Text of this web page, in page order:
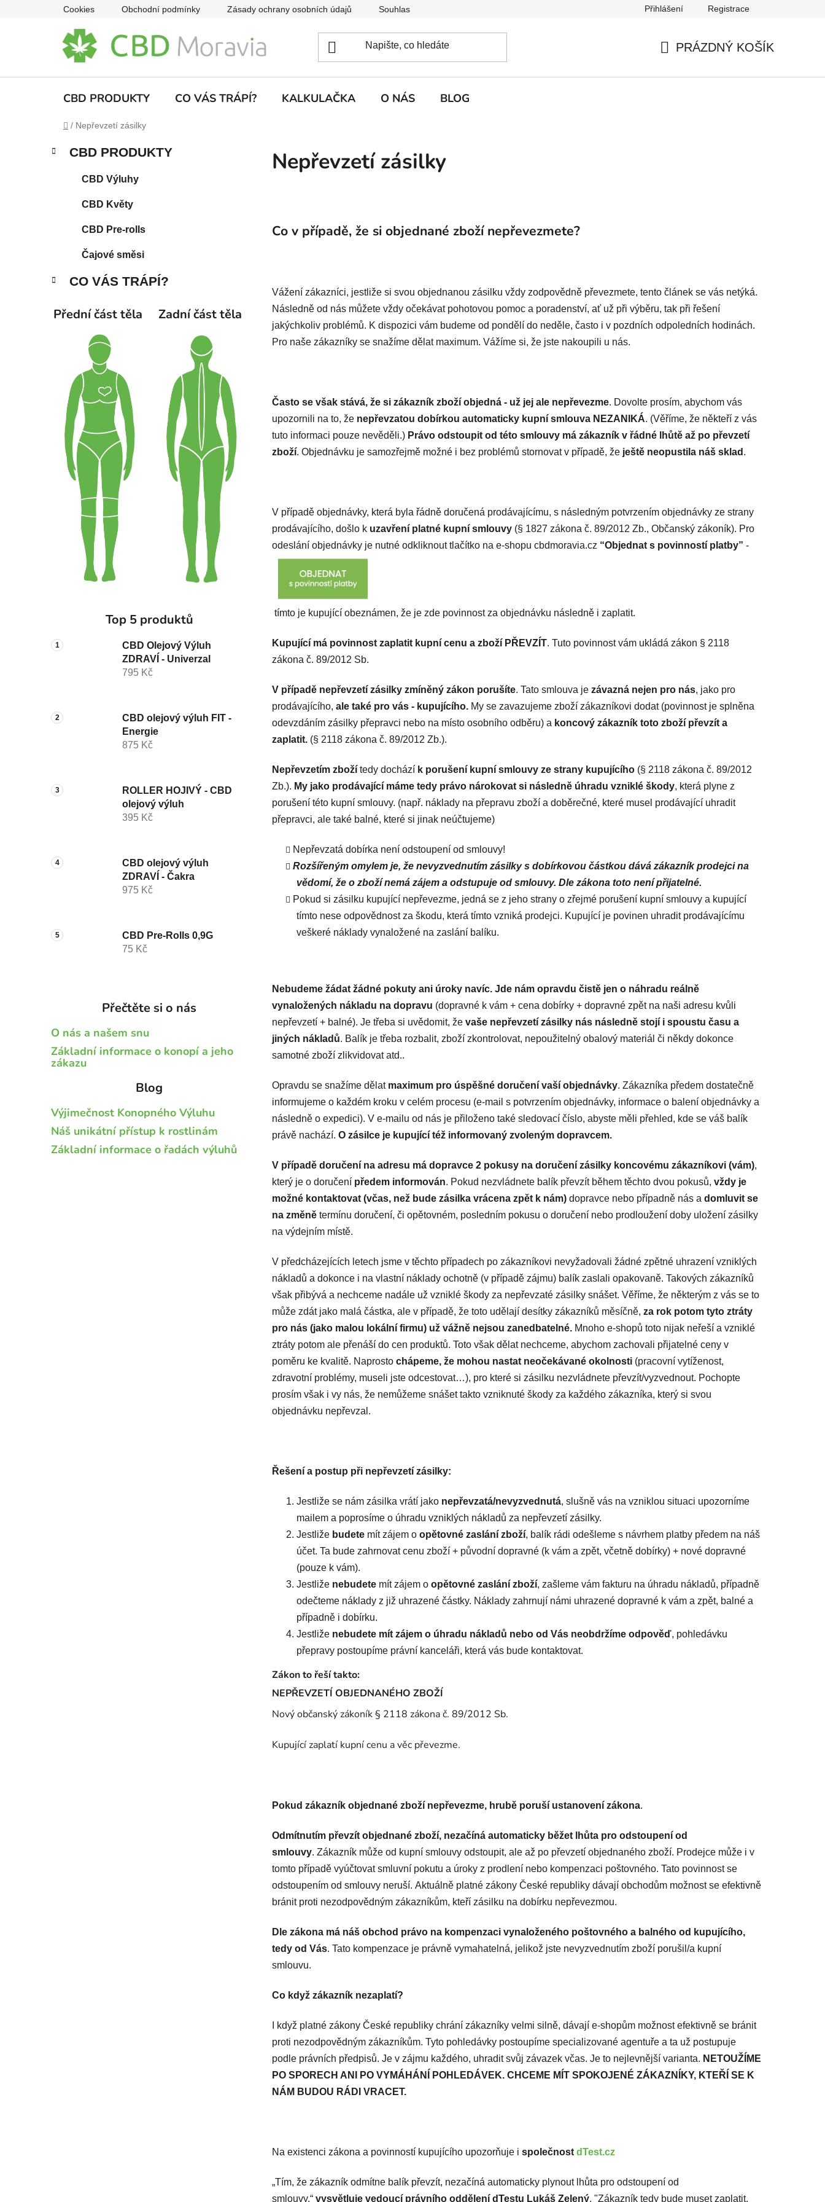
Cookies Obchodní podmínky Zásady ochrany osobních údajů Souhlas se zpracováním osobních údajů Přihlášení Registrace
PRÁZDNÝ KOŠÍK
CBD PRODUKTY CO VÁS TRÁPÍ? KALKULAČKA O NÁS BLOG
Domů
/ Nepřevzetí zásilky
P
í
p
a
n
kategorie
K
a
CBD PRODUKTY
CBD Výluhy
CBD Květy
CBD Pre-rolls
Čajové směsi
CO VÁS TRÁPÍ?
Přední část těla Zadní část těla
Top 5 produktů
CBD Olejový Výluh
ZDRAVÍ - Univerzal
795 Kč
CBD olejový výluh FIT -
Energie
875 Kč
ROLLER HOJIVÝ - CBD
olejový výluh
395 Kč
CBD olejový výluh
ZDRAVÍ - Čakra
975 Kč
CBD Pre-Rolls 0,9G
75 Kč
Přečtěte si o nás
O nás a našem snu
Základní informace o konopí a jeho
zákazu
Blog
Výjimečnost Konopného Výluhu
Náš unikátní přístup k rostlinám
Základní informace o řadách výluhů
Nepřevzetí zásilky
Co v případě, že si objednané zboží nepřevezmete?
Vážení zákazníci, jestliže si svou objednanou zásilku vždy zodpovědně převezmete, tento článek se vás netýká.
Následně od nás můžete vždy očekávat pohotovou pomoc a poradenství, ať už při výběru, tak při řešení
jakýchkoliv problémů. K dispozici vám budeme od pondělí do neděle, často i v pozdních odpoledních hodinách.
Pro naše zákazníky se snažíme dělat maximum. Vážíme si, že jste nakoupili u nás.
Často se však stává, že si zákazník zboží objedná - už jej ale nepřevezme. Dovolte prosím, abychom vás
upozornili na to, že nepřevzatou dobírkou automaticky kupní smlouva NEZANIKÁ. (Věříme, že někteří z vás
tuto informaci pouze nevěděli.) Právo odstoupit od této smlouvy má zákazník v řádné lhůtě až po převzetí
zboží. Objednávku je samozřejmě možné i bez problémů stornovat v případě, že ještě neopustila náš sklad .
V případě objednávky, která byla řádně doručená prodávajícímu, s následným potvrzením objednávky ze strany
prodávajícího, došlo k uzavření platné kupní smlouvy (§ 1827 zákona č. 89/2012 Zb., Občanský zákoník). Pro
odeslání objednávky je nutné odkliknout tlačítko na e-shopu cbdmoravia.cz “Objednat s povinností platby” -
tímto je kupující obeznámen, že je zde povinnost za objednávku následně i zaplatit.
Kupující má povinnost zaplatit kupní cenu a zboží PŘEVZÍT. Tuto povinnost vám ukládá zákon § 2118
zákona č. 89/2012 Sb.
V případě nepřevzetí zásilky zmíněný zákon porušíte. Tato smlouva je závazná nejen pro nás, jako pro
prodávajícího, ale také pro vás - kupujícího. My se zavazujeme zboží zákazníkovi dodat (povinnost je splněna
odevzdáním zásilky přepravci nebo na místo osobního odběru) a koncový zákazník toto zboží převzít a
zaplatit. (§ 2118 zákona č. 89/2012 Zb.).
Nepřevzetím zboží tedy dochází k porušení kupní smlouvy ze strany kupujícího (§ 2118 zákona č. 89/2012
Zb.). My jako prodávající máme tedy právo nárokovat si následně úhradu vzniklé škody, která plyne z
porušení této kupní smlouvy. (např. náklady na přepravu zboží a doběrečné, které musel prodávající uhradit
přepravci, ale také balné, které si jinak neúčtujeme)
Nepřevzatá dobírka není odstoupení od smlouvy!
Rozšířeným omylem je, že nevyzvednutím zásilky s dobírkovou částkou dává zákazník prodejci na
vědomí, že o zboží nemá zájem a odstupuje od smlouvy. Dle zákona toto není přijatelné.
Pokud si zásilku kupující nepřevezme, jedná se z jeho strany o zřejmé porušení kupní smlouvy a kupující
tímto nese odpovědnost za škodu, která tímto vzniká prodejci. Kupující je povinen uhradit prodávajícímu
veškeré náklady vynaložené na zaslání balíku.
Nebudeme žádat žádné pokuty ani úroky navíc. Jde nám opravdu čistě jen o náhradu reálně
vynaložených nákladu na dopravu (dopravné k vám + cena dobírky + dopravné zpět na naši adresu kvůli
nepřevzetí + balné). Je třeba si uvědomit, že vaše nepřevzetí zásilky nás následně stojí i spoustu času a
jiných nákladů. Balík je třeba rozbalit, zboží zkontrolovat, nepoužitelný obalový materiál či někdy dokonce
samotné zboží zlikvidovat atd..
Opravdu se snažíme dělat maximum pro úspěšné doručení vaší objednávky. Zákazníka předem dostatečně
informujeme o každém kroku v celém procesu (e-mail s potvrzením objednávky, informace o balení objednávky a
následně o expedici). V e-mailu od nás je přiloženo také sledovací číslo, abyste měli přehled, kde se váš balík
právě nachází. O zásilce je kupující též informovaný zvoleným dopravcem.
V případě doručení na adresu má dopravce 2 pokusy na doručení zásilky koncovému zákazníkovi (vám),
který je o doručení předem informován. Pokud nezvládnete balík převzít během těchto dvou pokusů, vždy je
možné kontaktovat (včas, než bude zásilka vrácena zpět k nám) dopravce nebo případně nás a domluvit se
na změně termínu doručení, či opětovném, posledním pokusu o doručení nebo prodloužení doby uložení zásilky
na výdejním místě.
V předcházejících letech jsme v těchto případech po zákazníkovi nevyžadovali žádné zpětné uhrazení vzniklých
nákladů a dokonce i na vlastní náklady ochotně (v případě zájmu) balík zaslali opakovaně. Takových zákazníků
však přibývá a nechceme nadále už vzniklé škody za nepřevzaté zásilky snášet. Věříme, že některým z vás se to
může zdát jako malá částka, ale v případě, že toto udělají desítky zákazníků měsíčně, za rok potom tyto ztráty
pro nás (jako malou lokální firmu) už vážně nejsou zanedbatelné. Mnoho e-shopů toto nijak neřeší a vzniklé
ztráty potom ale přenáší do cen produktů. Toto však dělat nechceme, abychom zachovali přijatelné ceny v
poměru ke kvalitě. Naprosto chápeme, že mohou nastat neočekávané okolnosti (pracovní vytíženost,
zdravotní problémy, museli jste odcestovat…), pro které si zásilku nezvládnete převzít/vyzvednout. Pochopte
prosím však i vy nás, že nemůžeme snášet takto vzniknuté škody za každého zákazníka, který si svou
objednávku nepřevzal.
Řešení a postup při nepřevzetí zásilky:
Jestliže se nám zásilka vrátí jako nepřevzatá/nevyzvednutá, slušně vás na vzniklou situaci upozorníme
mailem a poprosíme o úhradu vzniklých nákladů za nepřevzetí zásilky.
Jestliže budete mít zájem o opětovné zaslání zboží, balík rádi odešleme s návrhem platby předem na náš
účet. Ta bude zahrnovat cenu zboží + původní dopravné (k vám a zpět, včetně dobírky) + nové dopravné
(pouze k vám).
Jestliže nebudete mít zájem o opětovné zaslání zboží, zašleme vám fakturu na úhradu nákladů, případně
odečteme náklady z již uhrazené částky. Náklady zahrnují námi uhrazené dopravné k vám a zpět, balné a
případně i dobírku.
Jestliže nebudete mít zájem o úhradu nákladů nebo od Vás neobdržíme odpověď, pohledávku
přepravy postoupíme právní kanceláři, která vás bude kontaktovat.
Zákon to řeší takto:
NEPŘEVZETÍ OBJEDNANÉHO ZBOŽÍ
Nový občanský zákoník § 2118 zákona č. 89/2012 Sb.
Kupující zaplatí kupní cenu a věc převezme.
Pokud zákazník objednané zboží nepřevezme, hrubě poruší ustanovení zákona.
Odmítnutím převzít objednané zboží, nezačíná automaticky běžet lhůta pro odstoupení od
smlouvy. Zákazník může od kupní smlouvy odstoupit, ale až po převzetí objednaného zboží. Prodejce může i v
tomto případě vyúčtovat smluvní pokutu a úroky z prodlení nebo kompenzaci poštovného. Tato povinnost se
odstoupením od smlouvy neruší. Aktuálně platné zákony České republiky dávají obchodům možnost se efektivně
bránit proti nezodpovědným zákazníkům, kteří zásilku na dobírku nepřevezmou.
Dle zákona má náš obchod právo na kompenzaci vynaloženého poštovného a balného od kupujícího,
tedy od Vás. Tato kompenzace je právně vymahatelná, jelikož jste nevyzvednutím zboží porušil/a kupní
smlouvu.
Co když zákazník nezaplatí?
I když platné zákony České republiky chrání zákazníky velmi silně, dávají e-shopům možnost efektivně se bránit
proti nezodpovědným zákazníkům. Tyto pohledávky postoupíme specializované agentuře a ta už postupuje
podle právních předpisů. Je v zájmu každého, uhradit svůj závazek včas. Je to nejlevnější varianta. NETOUŽÍME
PO SPORECH ANI PO VYMÁHÁNÍ POHLEDÁVEK. CHCEME MÍT SPOKOJENÉ ZÁKAZNÍKY, KTEŘÍ SE K
NÁM BUDOU RÁDI VRACET.
Na existenci zákona a povinností kupujícího upozorňuje i společnost dTest.cz
„Tím, že zákazník odmítne balík převzít, nezačíná automaticky plynout lhůta pro odstoupení od
smlouvy,“ vysvětluje vedoucí právního oddělení dTestu Lukáš Zelený. "Zákazník tedy bude muset zaplatit.